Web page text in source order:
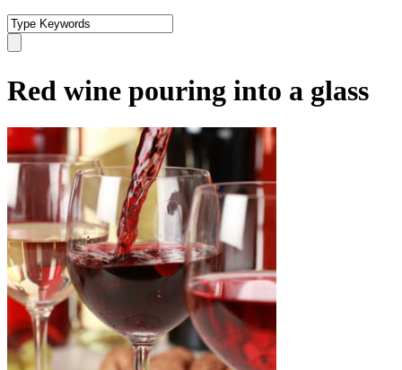
Red wine pouring into a glass